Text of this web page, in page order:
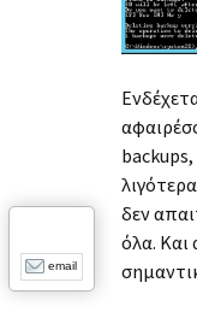
δεν
όλα. Και
email